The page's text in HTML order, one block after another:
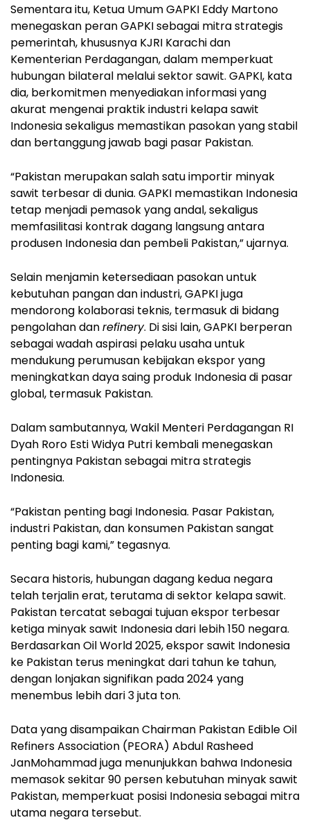
Sementara itu, Ketua Umum GAPKI Eddy Martono
menegaskan peran GAPKI sebagai mitra strategis
pemerintah, khususnya KJRI Karachi dan
Kementerian Perdagangan, dalam memperkuat
hubungan bilateral melalui sektor sawit. GAPKI, kata
dia, berkomitmen menyediakan informasi yang
akurat mengenai praktik industri kelapa sawit
Indonesia sekaligus memastikan pasokan yang stabil
dan bertanggung jawab bagi pasar Pakistan.
“Pakistan merupakan salah satu importir minyak
sawit terbesar di dunia. GAPKI memastikan Indonesia
tetap menjadi pemasok yang andal, sekaligus
memfasilitasi kontrak dagang langsung antara
produsen Indonesia dan pembeli Pakistan,” ujarnya.
Selain menjamin ketersediaan pasokan untuk
kebutuhan pangan dan industri, GAPKI juga
mendorong kolaborasi teknis, termasuk di bidang
pengolahan danrefinery. Di sisi lain, GAPKI berperan
sebagai wadah aspirasi pelaku usaha untuk
mendukung perumusan kebijakan ekspor yang
meningkatkan daya saing produk Indonesia di pasar
global, termasuk Pakistan.
Dalam sambutannya, Wakil Menteri Perdagangan RI
Dyah Roro Esti Widya Putri kembali menegaskan
pentingnya Pakistan sebagai mitra strategis
Indonesia.
“Pakistan penting bagi Indonesia. Pasar Pakistan,
industri Pakistan, dan konsumen Pakistan sangat
penting bagi kami,” tegasnya.
Secara historis, hubungan dagang kedua negara
telah terjalin erat, terutama di sektor kelapa sawit.
Pakistan tercatat sebagai tujuan ekspor terbesar
ketiga minyak sawit Indonesia dari lebih 150 negara.
Berdasarkan Oil World 2025, ekspor sawit Indonesia
ke Pakistan terus meningkat dari tahun ke tahun,
dengan lonjakan signifikan pada 2024 yang
menembus lebih dari 3 juta ton.
Data yang disampaikan Chairman Pakistan Edible Oil
Refiners Association (PEORA) Abdul Rasheed
JanMohammad juga menunjukkan bahwa Indonesia
memasok sekitar 90 persen kebutuhan minyak sawit
Pakistan, memperkuat posisi Indonesia sebagai mitra
utama negara tersebut.